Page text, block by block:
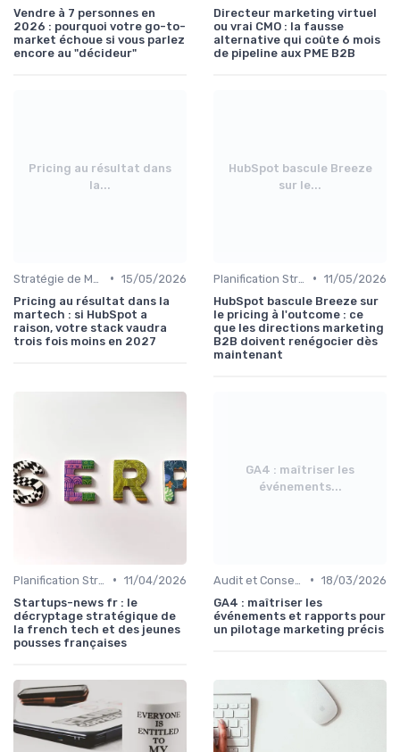
Vendre à 7 personnes en
2026 : pourquoi votre go-to-
market échoue si vous parlez
encore au "décideur"
Directeur marketing virtuel
ou vrai CMO : la fausse
alternative qui coûte 6 mois
de pipeline aux PME B2B
Pricing au résultat dans
la...
• 15/05/2026
Pricing au résultat dans la
martech : si HubSpot a
raison, votre stack vaudra
trois fois moins en 2027
HubSpot bascule Breeze
sur le...
• 11/05/2026
HubSpot bascule Breeze sur
le pricing à l'outcome : ce
que les directions marketing
B2B doivent renégocier dès
maintenant
• 11/04/2026
Startups-news fr : le
décryptage stratégique de
la french tech et des jeunes
pousses françaises
GA4 : maîtriser les
événements...
• 18/03/2026
GA4 : maîtriser les
événements et rapports pour
un pilotage marketing précis